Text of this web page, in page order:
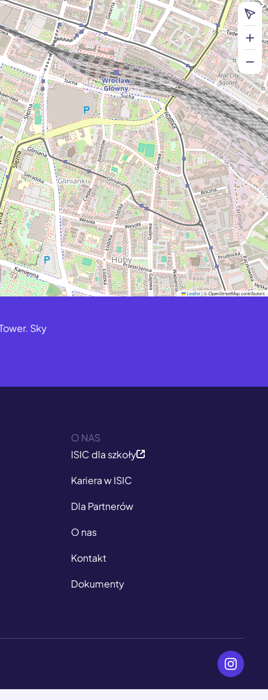
Leaflet|© OpenStreetMap contributors
Sky
O NAS
ISIC dla szkoły
Kariera w ISIC
Dla Partnerów
O nas
Kontakt
Dokumenty